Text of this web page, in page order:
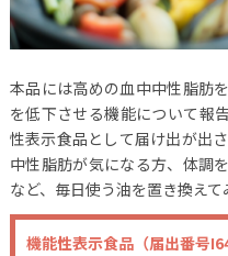
本品には高めの血中中性脂肪
を低下させる機能について報
性表示食品として届け出が出
中性脂肪が気になる方、体調
など、毎日使う油を置き換え
機能性表示食品（届出番号